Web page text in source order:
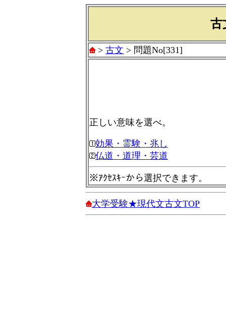
古
> 古文 > 問題No[331]
正しい意味を選べ。
効果・霊験・兆し
仏道・道理・芸道
※ｱｸｾｽｷｰから選択できます。
大学受験★現代文古文TOP